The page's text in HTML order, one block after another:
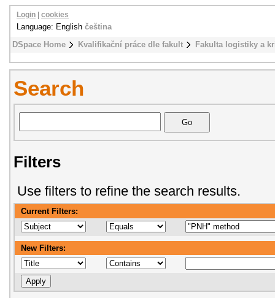
DSpace Home Kvalifikační práce dle fakult Fakulta logistiky a
Login cookies
Language: English čeština
Search
Filters
Use filters to refine the search results.
Current Filters:
New Filters: